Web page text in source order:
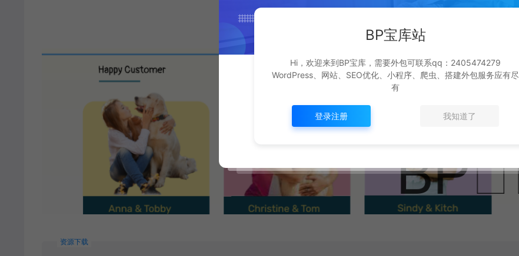
资源下载
BP宝库站
Hi，欢迎来到BP宝库，需要外包可联系qq：2405474279
WordPress、网站、SEO优化、小程序、爬虫、搭建外包服务应有尽
有
登录注册 我知道了